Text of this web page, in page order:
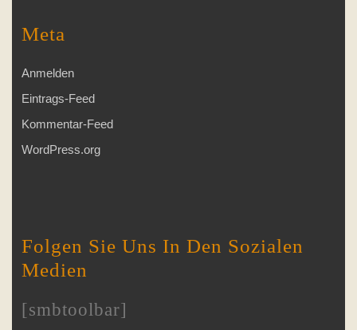
Meta
Anmelden
Eintrags-Feed
Kommentar-Feed
WordPress.org
Folgen Sie Uns In Den Sozialen
Medien
[smbtoolbar]